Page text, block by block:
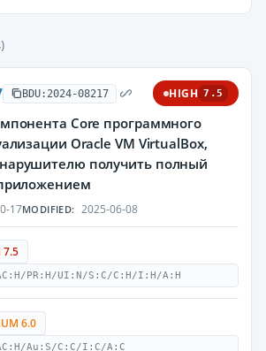
BDU:2024-08217 HIGH 7.5
Core программного
Oracle VM VirtualBox,
получить полный
17MODIFIED: 2025-06-08
7.5
PR:H/UI:N/S:C/C:H/I:H/A:H
6.0
Au:S/C:C/I:C/A:C